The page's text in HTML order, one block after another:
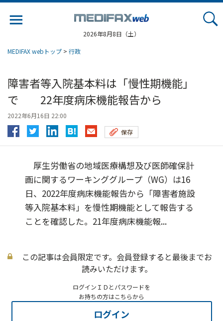
2026年8月8日（土）
MEDIFAX webトップ > 行政
障害者等入院基本料は「慢性期機能」
で 22年度病床機能報告から
2022年6月16日 22:00
保存
厚生労働省の地域医療構想及び医師確保計
画に関するワーキンググループ（WG）は16
日、2022年度病床機能報告から「障害者施設
等入院基本料」を慢性期機能として報告する
ことを確認した。21年度病床機能報...
この記事は会員限定です。会員登録すると最後までお
読みいただけます。
ログインＩＤとパスワードを
お持ちの方はこちらから
ログイン